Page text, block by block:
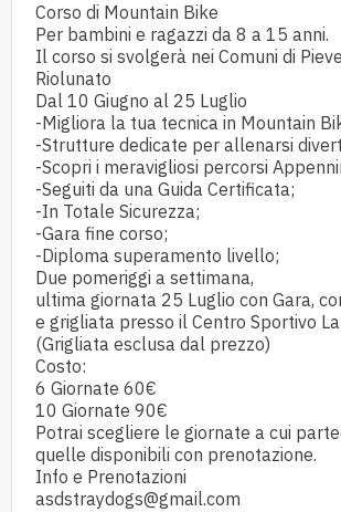
Corso di Mountain Bike
Per bambini e ragazzi da 8 a 15 anni.
Il corso si svolgerà nei Comuni di
Riolunato
Dal 10 Giugno al 25 Luglio
-Migliora la tua tecnica in Mountain
-Strutture dedicate per allenarsi
-Scopri i meravigliosi percorsi
-Seguiti da una Guida Certificata;
-In Totale Sicurezza;
-Gara fine corso;
-Diploma superamento livello;
Due pomeriggi a settimana,
ultima giornata 25 Luglio con Gara,
e grigliata presso il Centro Sportivo
(Grigliata esclusa dal prezzo)
Costo:
6 Giornate 60€
10 Giornate 90€
Potrai scegliere le giornate a cui
quelle disponibili con prenotazione.
Info e Prenotazioni
asdstraydogs@gmail.com